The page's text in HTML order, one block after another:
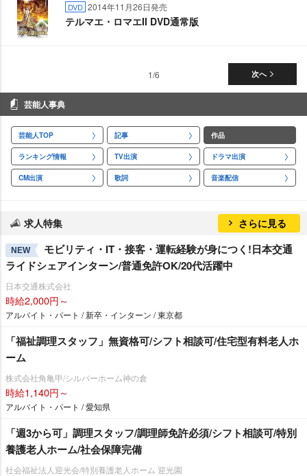
DVD 2014年11月26日発売
テルマエ・ロマエII DVD通常版
次へ
1/6
芸能人事典
芸能人TOP 記事 作品
ランキング情報 TV出演 ドラマ出演
CM出演 歌詞 音楽配信
求人特集 さらに見る
NEW
モビリティ・IT・接客・運転経験が身につく!日本交通
ライドシェアインターン/普通免許OK/20代活躍中
日本交通株式会社
時給2,000円～
アルバイト・パート / 新卒・インターン / 東京都
「福祉調理スタッフ」無資格可/シフト相談可/住宅型有料老人ホ
ーム
株式会社角亀甲/シルバーホーム神の倉
時給1,140円～
アルバイト・パート / 愛知県
「週3から可」調理スタッフ/調理師免許必須/シフト相談可/特別
養護老人ホーム/社会保障完備
社会福祉法人迎光会/特別養護老人ホーム 迎光園